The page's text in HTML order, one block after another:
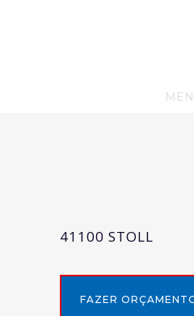
41100 STOLL
FAZER